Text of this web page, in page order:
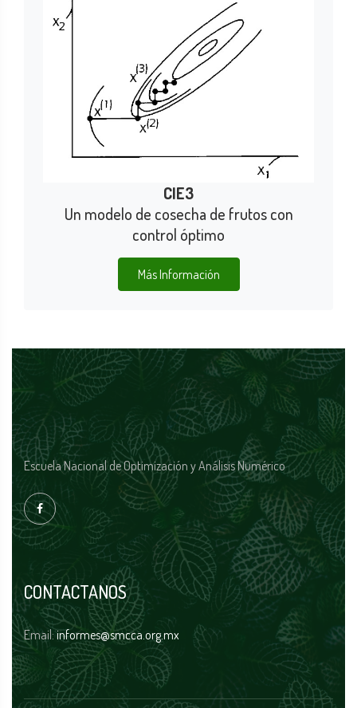
CIE3
Un modelo de cosecha de frutos con
control óptimo
Más Información
Escuela Nacional de Optimización y Análisis Numérico
CONTACTANOS
Email:informes@smcca.org.mx